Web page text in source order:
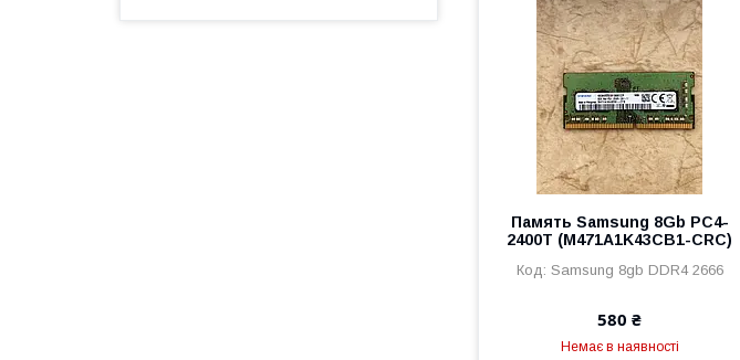
Память Samsung 8Gb PC4-
2400T (M471A1K43CB1-CRC)
Samsung 8gb DDR4 2666
580 ₴
Немає в наявності